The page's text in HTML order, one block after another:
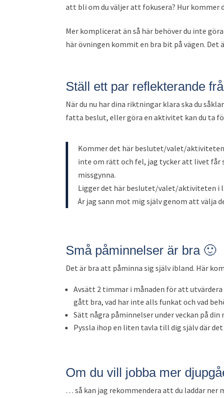
att bli om du väljer att fokusera? Hur kommer
Mer komplicerat än så här behöver du inte
här övningen kommit en bra bit på vägen. Det
Ställ ett par reflekterande
När du nu har dina riktningar klara ska du
fatta beslut, eller göra en aktivitet kan du ta
Kommer det här beslutet/valet/
inte om rätt och fel, jag tycker att livet får
missgynna.
Ligger det här beslutet/valet/aktiviteten i
Är jag sann mot mig själv genom att välja
Små påminnelser är bra 🙂
Det är bra att påminna sig själv ibland. Här
Avsätt 2 timmar i månaden för att
gått bra, vad har inte alls funkat och vad
Sätt några påminnelser under veckan på din
Pyssla ihop en liten tavla till dig själv där
Om du vill jobba mer
… så kan jag rekommendera att du laddar ner